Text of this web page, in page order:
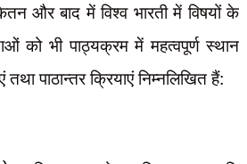
और बाद में विश्व भारती में विषयों के
को भी पाठ्यक्रम में महत्वपूर्ण स्थान
तथा पाठान्तर क्रियाएं निम्नलिखित हैं: